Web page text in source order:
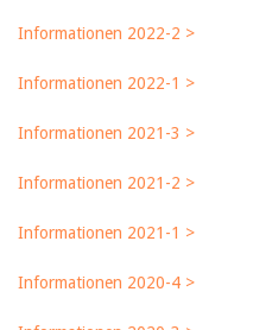
Informationen 2022-2 >
Informationen 2022-1 >
Informationen 2021-3 >
Informationen 2021-2 >
Informationen 2021-1 >
Informationen 2020-4 >